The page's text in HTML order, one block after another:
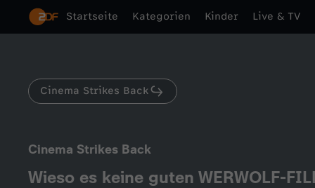
Startseite Kategorien Kinder Live & TV
Cinema Strikes Back
Cinema Strikes Back
Wieso es keine guten WERWOLF-